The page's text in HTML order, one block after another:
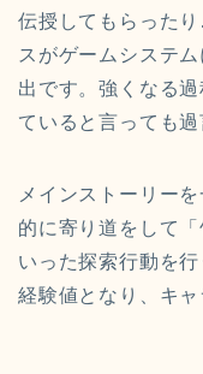
伝授してもらった
スがゲームシステ
出です。強くなる
ていると言っても過
メインストーリー
的に寄り道をして
いった探索行動を
経験値となり、キャ